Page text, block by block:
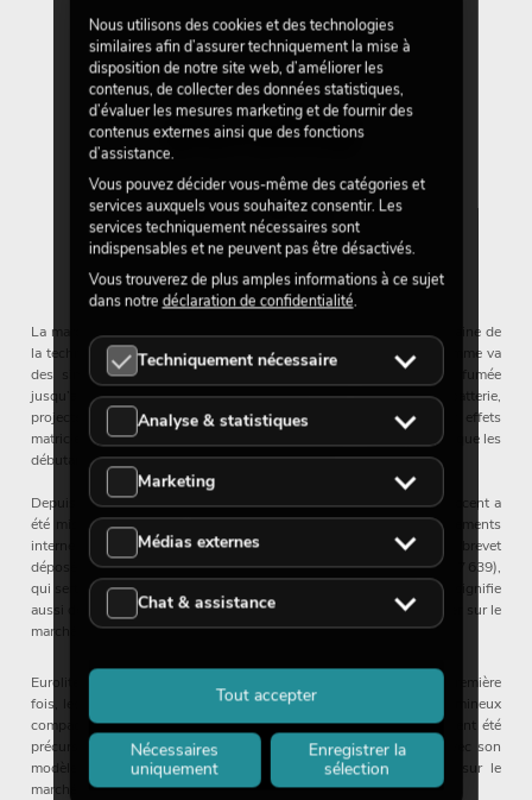
Technologie d’éclairage dans une
grande diversité
La marque Eurolite propose une variété incomparable dans le domaine de
la technologie événementielle avec plus de 2 000 produits. La gamme va
des simples effets faisceaux, boules à facettes et machines à fumée
jusqu’aux projecteurs professionnels (par cans), projecteurs à batterie,
projecteurs de théâtre, écrans LED exclusifs, moving-heads et effets
matriciels. Ainsi, la gamme intéresse aussi bien les professionnels que les
débutants et les utilisateurs semi-professionnels.
Depuis 1991, Eurolite est présent sur le marché. Dès le début, l’accent a
été mis sur l’innovation. Cela vaut notamment pour les développements
internes comme l’invention du moteur de boule à facettes : un brevet
déposé par Eurolite pour un dispositif de fixation d’axe (n° 101 17 639),
qui sert aujourd’hui de modèle à presque tous les fabricants. Cela signifie
aussi détecter les tendances techniques et les introduire en premier sur le
marché.
Eurolite a par exemple été pionnière avec sa série KLS. Pour la première
fois, les traditionnels par cans ont été remplacés dans les sets lumineux
compacts. La solution : des spots LED plats. Eurolite a également été
précurseur dans le développement des LED COB, par exemple avec son
modèle PMB‑16. Ces deux idées se sont désormais imposées sur le
marché.
Nous utilisons des cookies et des technologies
similaires afin d’assurer techniquement la mise à
disposition de notre site web, d’améliorer les
contenus, de collecter des données statistiques,
d’évaluer les mesures marketing et de fournir des
contenus externes ainsi que des fonctions
d’assistance.
Vous pouvez décider vous-même des catégories et
services auxquels vous souhaitez consentir. Les
services techniquement nécessaires sont
indispensables et ne peuvent pas être désactivés.
Vous trouverez de plus amples informations à ce sujet
dans notre déclaration de confidentialité.
Techniquement nécessaire
Analyse & statistiques
Marketing
Médias externes
Chat & assistance
Nécessaires
uniquement
Enregistrer la
sélection
Tout accepter